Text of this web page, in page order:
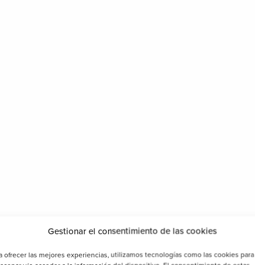
Gestionar el consentimiento de las cookies
ofrecer las mejores experiencias, utilizamos tecnologías como las cookies para